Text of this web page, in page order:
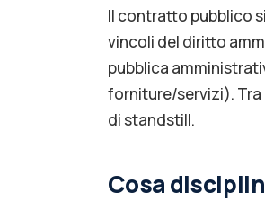
Il contratto pubblico
vincoli del diritto
pubblica
forniture/servizi). Tra
di standstill.
Cosa